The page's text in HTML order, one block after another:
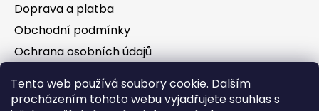
Tento web používá soubory cookie. Dalším
procházením tohoto webu vyjadřujete souhlas s
Doprava a platba
Obchodní podmínky
Ochrana osobních údajů
Facebook